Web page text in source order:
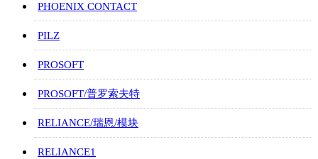
PHOENIX CONTACT
PILZ
PROSOFT
PROSOFT/普罗索夫特
RELIANCE/瑞恩/模块
RELIANCE1